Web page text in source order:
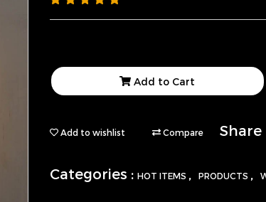
Add to Cart
Add to wishlist Compare Share
Categories : HOT ITEMS PRODUCTS